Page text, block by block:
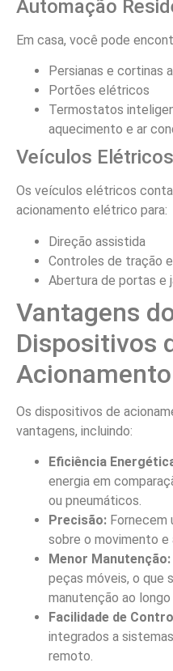
Automação
Em casa, você pode
Persianas e cortinas
Portões elétricos
Termostatos
aquecimento e ar
Veículos Elétricos
Os veículos elétricos
acionamento elétrico para:
Direção assistida
Controles de tração
Abertura de portas e
Vantagens
Dispositivos
Os dispositivos de
vantagens, incluindo:
Eficiência
energia em
ou pneumáticos.
Precisão: Fornecem
sobre o movimento e
Menor Manutenção:
peças móveis, o que
manutenção ao
Facilidade de
integrados a
remoto.